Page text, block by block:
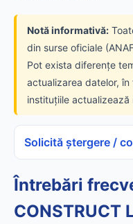
Notă informativă:
din surse oficiale
Pot exista diferențe
actualizarea datelor,
instituțiile actualizează
Solicită ștergere /
Întrebări
CONSTRUCT